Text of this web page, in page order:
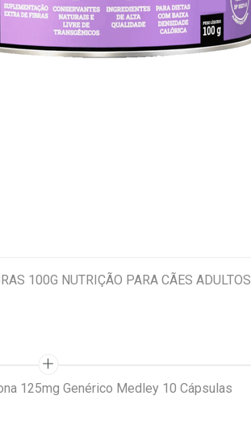
100G NUTRIÇÃO PARA CÃES ADULTOS
125mg Genérico Medley 10 Cápsulas